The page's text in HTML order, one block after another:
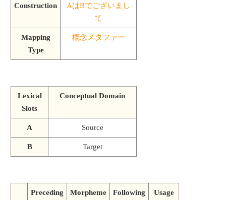
Construction
AはBでございまし
て
Mapping
Type
概念メタファー
Lexical
Slots
Conceptual Domain
A Source
B Target
Preceding Morpheme Following Usage